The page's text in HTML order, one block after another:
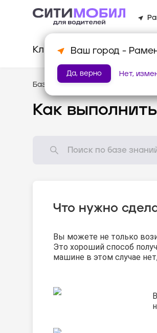
Ваш город -
Да, верно Нет,
Клиентам
База знаний /Доставка
Как
Что нужно
Вы можете не только
Это хороший способ
машине в этом случае